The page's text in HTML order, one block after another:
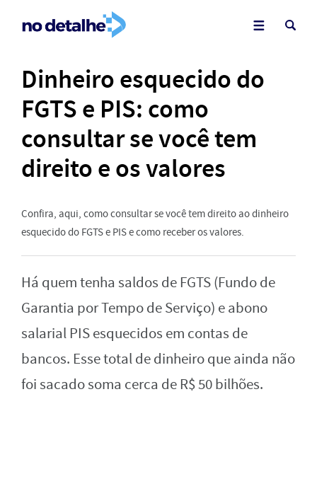
Dinheiro esquecido do
FGTS e PIS: como
consultar se você tem
direito e os valores
Confira, aqui, como consultar se você tem direito ao dinheiro
esquecido do FGTS e PIS e como receber os valores.
Há quem tenha saldos de FGTS (Fundo de
Garantia por Tempo de Serviço) e abono
salarial PIS esquecidos em contas de
bancos. Esse total de dinheiro que ainda não
foi sacado soma cerca de R$ 50 bilhões.